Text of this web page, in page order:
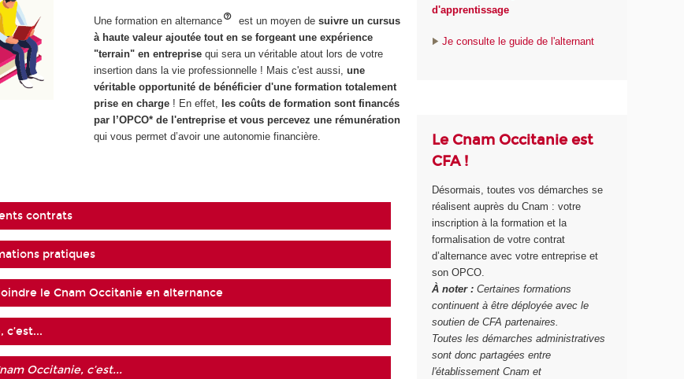
Une formation en alternance est un moyen de suivre un cursus
à haute valeur ajoutée tout en se forgeant une expérience
"terrain" en entreprise qui sera un véritable atout lors de votre
insertion dans la vie professionnelle ! Mais c'est aussi,une
véritable opportunité de bénéficier d'une formation totalement
prise en charge ! En effet, les coûts de formation sont financés
par l’OPCO* de l'entreprise et vous percevez une rémunération
qui vous permet d’avoir une autonomie financière.
contrats
pratiques
le Cnam Occitanie en alternance
c’est...
Occitanie, c’est...
d'apprentissage
Je consulte le guide de l'alternant
Le Cnam Occitanie est
CFA !
Désormais, toutes vos démarches se
réalisent auprès du Cnam : votre
inscription à la formation et la
formalisation de votre contrat
d’alternance avec votre entreprise et
son OPCO.
À noter : Certaines formations
continuent à être déployée avec le
soutien de CFA partenaires.
Toutes les démarches administratives
sont donc partagées entre
l'établissement Cnam et